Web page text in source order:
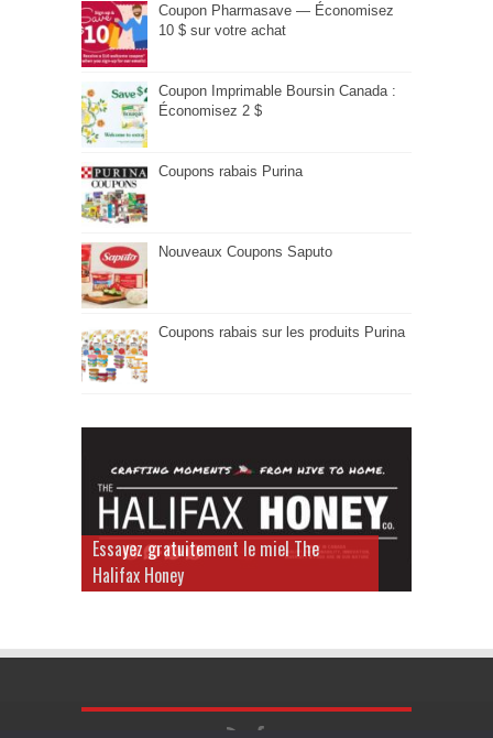
Coupon Pharmasave — Économisez
10 $ sur votre achat
Coupon Imprimable Boursin Canada :
Économisez 2 $
Coupons rabais Purina
Nouveaux Coupons Saputo
Coupons rabais sur les produits Purina
Essayez gratuitement le miel The
Halifax Honey